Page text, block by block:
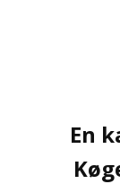
En